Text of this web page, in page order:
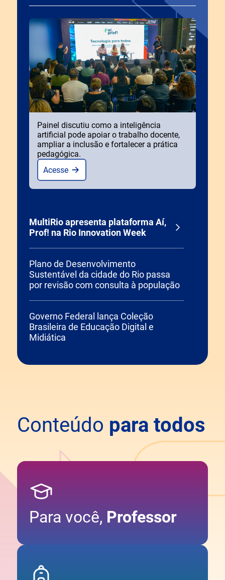
MultiRio apresenta plataforma Aí,
Prof! na Rio Innovation Week
Plano de Desenvolvimento
Sustentável da cidade do Rio passa
por revisão com consulta à população
Governo Federal lança Coleção
Brasileira de Educação Digital e
Midiática
Painel discutiu como a inteligência
artificial pode apoiar o trabalho docente,
ampliar a inclusão e fortalecer a prática
pedagógica.
Acesse
Conteúdo para todos
Para você, Professor